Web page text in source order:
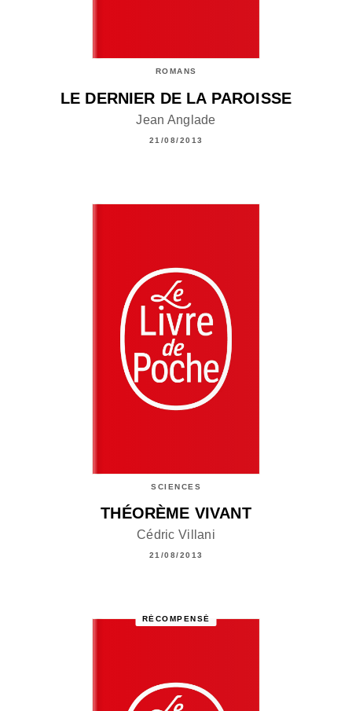
ROMANS
LE DERNIER DE LA PAROISSE
Jean Anglade
21/08/2013
SCIENCES
THÉORÈME VIVANT
Cédric Villani
21/08/2013
RÉCOMPENSÉ